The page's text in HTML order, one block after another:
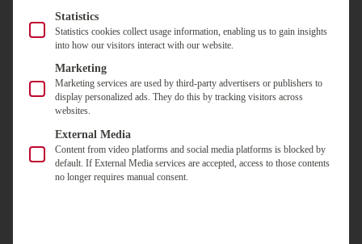
Zielgruppe
Genossenschaften
Melden Sie sich an. Wir freuen uns auf Sie.
Ihre Referenten
Statistics
Statistics cookies collect usage information, enabling us to gain insights
into how our visitors interact with our website.
Marketing
Marketing services are used by third-party advertisers or publishers to
display personalized ads. They do this by tracking visitors across
websites.
External Media
Content from video platforms and social media platforms is blocked by
default. If External Media services are accepted, access to those contents
no longer requires manual consent.